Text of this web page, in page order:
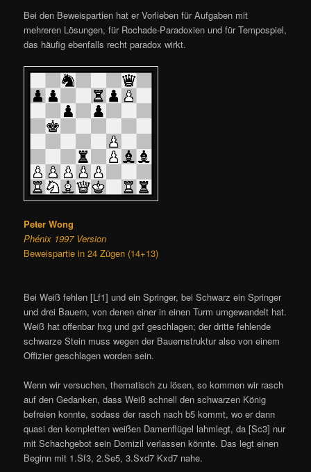
Bei den Beweispartien hat er Vorlieben für Aufgaben mit
mehreren Lösungen, für Rochade-Paradoxien und für Tempospiel,
das häufig ebenfalls recht paradox wirkt.
Peter Wong
Phénix 1997 Version
Beweispartie in 24 Zügen (14+13)
Bei Weiß fehlen [Lf1] und ein Springer, bei Schwarz ein Springer
und drei Bauern, von denen einer in einen Turm umgewandelt hat.
Weiß hat offenbar hxg und gxf geschlagen; der dritte fehlende
schwarze Stein muss wegen der Bauernstruktur also von einem
Offizier geschlagen worden sein.
Wenn wir versuchen, thematisch zu lösen, so kommen wir rasch
auf den Gedanken, dass Weiß schnell den schwarzen König
befreien konnte, sodass der rasch nach b5 kommt, wo er dann
quasi den kompletten weißen Damenflügel lahmlegt, da [Sc3] nur
mit Schachgebot sein Domizil verlassen könnte. Das legt einen
Beginn mit 1.Sf3, 2.Se5, 3.Sxd7 Kxd7 nahe.